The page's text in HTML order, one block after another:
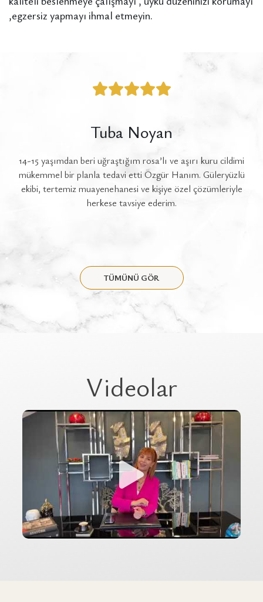
,egzersiz yapmayı ihmal etmeyin.
Tuba Noyan
14-15 yaşımdan beri uğraştığım rosa’lı ve aşırı kuru cildimi
mükemmel bir planla tedavi etti Özgür Hanım. Güleryüzlü
ekibi, tertemiz muayenehanesi ve kişiye özel çözümleriyle
herkese tavsiye ederim.
TÜMÜNÜ GÖR
Videolar